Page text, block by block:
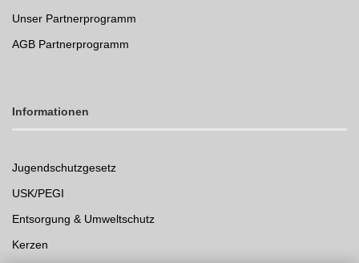
Unser Partnerprogramm
AGB Partnerprogramm
Informationen
Jugendschutzgesetz
USK/PEGI
Entsorgung & Umweltschutz
Kerzen